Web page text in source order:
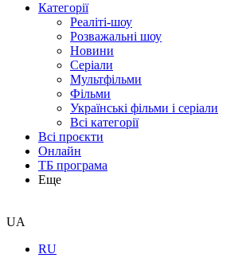
Категорії
Реаліті-шоу
Розважальні шоу
Новини
Серіали
Мультфільми
Фільми
Українські фільми і серіали
Всі категорії
Всі проєкти
Онлайн
ТБ програма
Еще
UA
RU